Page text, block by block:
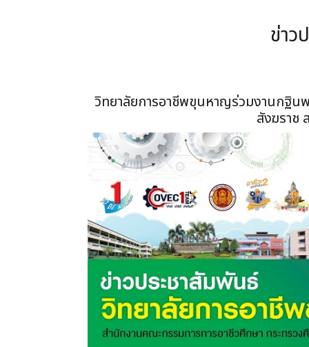
ข่าว
วิทยาลัยการอาชีพขุนหาญร่วมงานกฐิน
สังฆราช